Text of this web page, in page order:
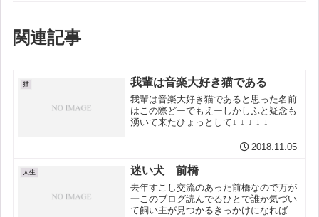
関連記事
猫 我輩は音楽大好き猫である
我輩は音楽大好き猫であると思った名前
はこの際どーでもえーしかしふと疑念も
湧いて来たひょっとして↓ ↓ ↓ ↓ ↓
2018.11.05
人生 迷い犬 前橋
去年すこし交流のあった前橋なので万が
一このブログ読んでるひとで誰か気づい
て飼い主が見つかるきっかけになればと